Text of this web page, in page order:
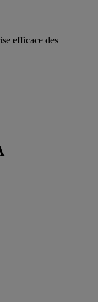
efficace des